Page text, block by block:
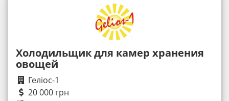
Холодильщик для камер хранения
овощей
Геліос-1
20 000 грн